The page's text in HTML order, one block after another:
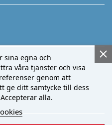
sina egna och
våra tjänster och visa
genom att
ge ditt samtycke till dess
alla.